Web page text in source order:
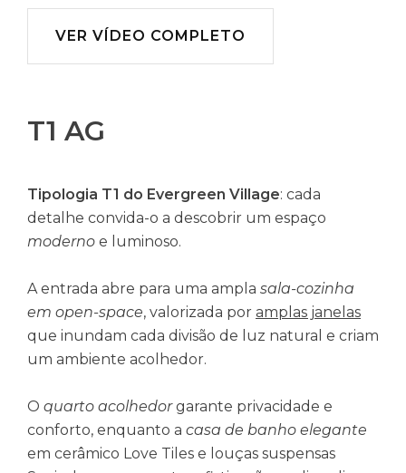
VER VÍDEO COMPLETO
Reproduzir
T1 AG
Tipologia T1 do Evergreen Village: cada
detalhe convida-o a descobrir um espaço
moderno e luminoso.
A entrada abre para uma ampla sala-cozinha
em open-space, valorizada por amplas janelas
que inundam cada divisão de luz natural e criam
um ambiente acolhedor.
O quarto acolhedorgarante privacidade e
conforto, enquanto a casa de banho elegante
em cerâmico Love Tiles e louças suspensas